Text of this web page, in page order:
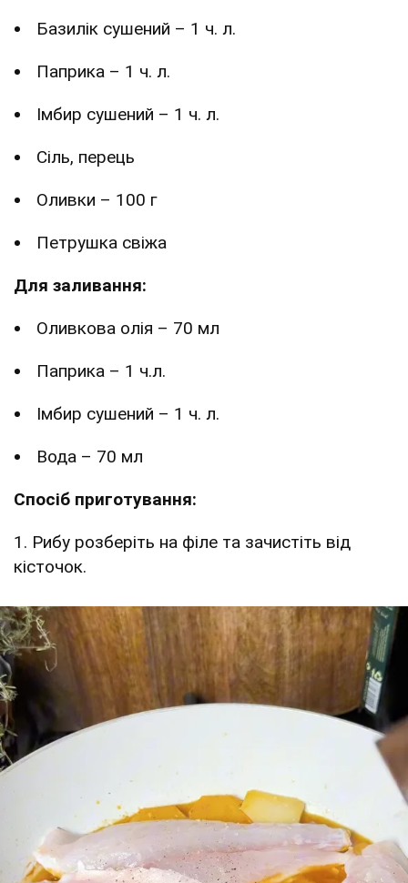
Базилік сушений – 1 ч. л.
Паприка – 1 ч. л.
Імбир сушений – 1 ч. л.
Сіль, перець
Оливки – 100 г
Петрушка свіжа
Для заливання:
Оливкова олія – 70 мл
Паприка – 1 ч.л.
Імбир сушений – 1 ч. л.
Вода – 70 мл
Спосіб приготування:
1. Рибу розберіть на філе та зачистіть від
кісточок.